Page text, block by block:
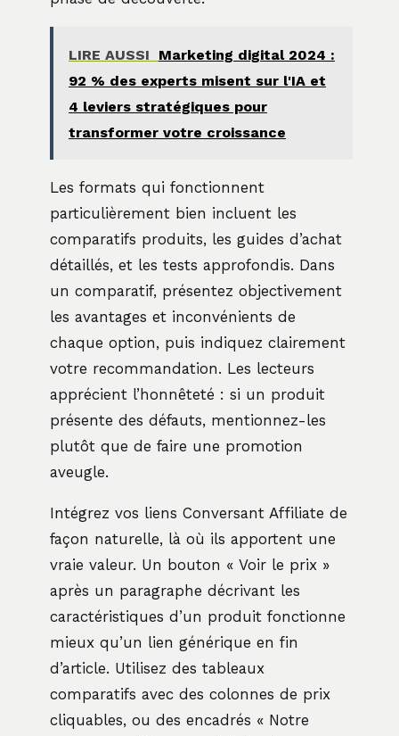
LIRE AUSSI
Marketing digital 2024 :
92 % des experts misent sur l'IA et
4 leviers stratégiques pour
transformer votre croissance
Les formats qui fonctionnent
particulièrement bien incluent les
comparatifs produits, les guides d’achat
détaillés, et les tests approfondis. Dans
un comparatif, présentez objectivement
les avantages et inconvénients de
chaque option, puis indiquez clairement
votre recommandation. Les lecteurs
apprécient l’honnêteté : si un produit
présente des défauts, mentionnez-les
plutôt que de faire une promotion
aveugle.
Intégrez vos liens Conversant Affiliate de
façon naturelle, là où ils apportent une
vraie valeur. Un bouton « Voir le prix »
après un paragraphe décrivant les
caractéristiques d’un produit fonctionne
mieux qu’un lien générique en fin
d’article. Utilisez des tableaux
comparatifs avec des colonnes de prix
cliquables, ou des encadrés « Notre